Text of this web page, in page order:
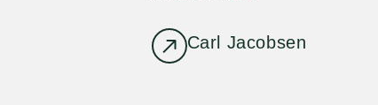
Carl Jacobsen